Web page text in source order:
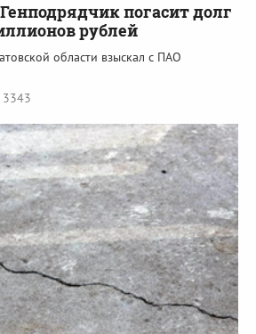
погасит долг
рублей
области взыскал с ПАО
3343